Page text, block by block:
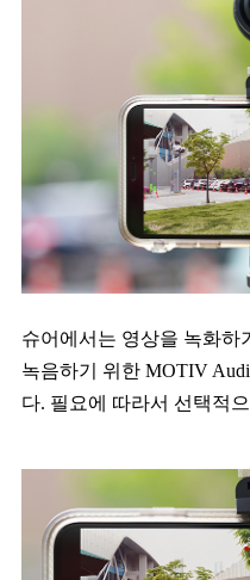
슈어에서는 영상을 녹화하
녹음하기 위한 MOTIV
다. 필요에 따라서 선택적